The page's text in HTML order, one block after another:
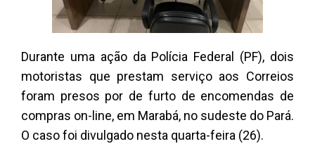
Durante uma ação da Polícia Federal (PF), dois
motoristas que prestam serviço aos Correios
foram presos por de furto de encomendas de
compras on-line, em Marabá, no sudeste do Pará.
O caso foi divulgado nesta quarta-feira (26).